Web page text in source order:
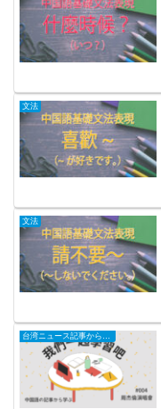
文法
文法
台湾ニュース記事から学ぶ中国語